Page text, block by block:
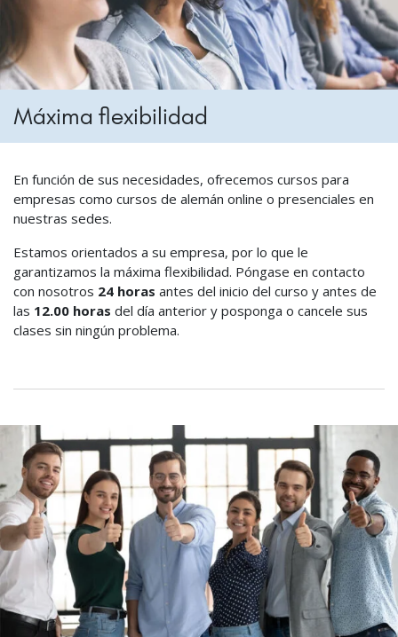
Máxima flexibilidad
En función de sus necesidades, ofrecemos cursos para
empresas como cursos de alemán online o presenciales en
nuestras sedes.
Estamos orientados a su empresa, por lo que le
garantizamos la máxima flexibilidad. Póngase en contacto
con nosotros 24 horas antes del inicio del curso y antes de
las 12.00 horas del día anterior y posponga o cancele sus
clases sin ningún problema.